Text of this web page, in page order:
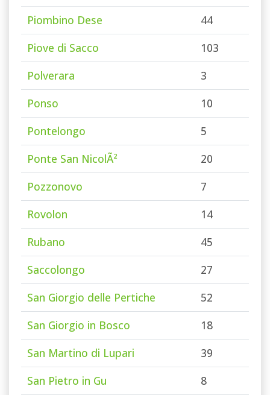
Piombino Dese
44
Piove di Sacco
103
Polverara
3
Ponso
10
Pontelongo
5
Ponte San NicolÃ²
20
Pozzonovo
7
Rovolon
14
Rubano
45
Saccolongo
27
San Giorgio delle Pertiche
52
San Giorgio in Bosco
18
San Martino di Lupari
39
San Pietro in Gu
8